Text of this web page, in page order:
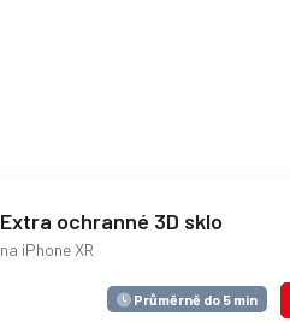
Extra ochranné 3D sklo
na iPhone XR
Průměrně do 5 min